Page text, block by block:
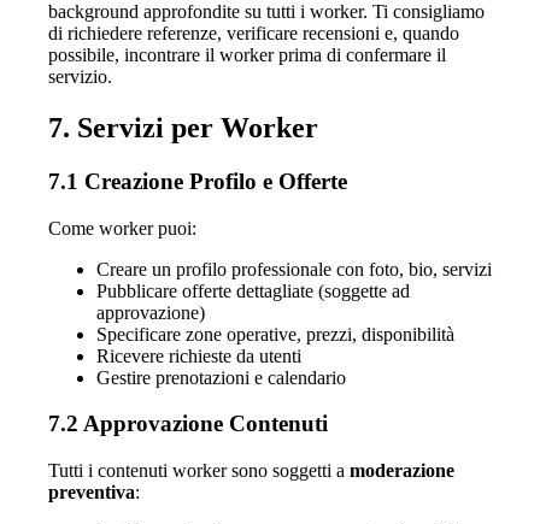
background approfondite su tutti i worker. Ti consigliamo
di richiedere referenze, verificare recensioni e, quando
possibile, incontrare il worker prima di confermare il
servizio.
7. Servizi per Worker
7.1 Creazione Profilo e Offerte
Come worker puoi:
Creare un profilo professionale con foto, bio, servizi
Pubblicare offerte dettagliate (soggette ad
approvazione)
Specificare zone operative, prezzi, disponibilità
Ricevere richieste da utenti
Gestire prenotazioni e calendario
7.2 Approvazione Contenuti
Tutti i contenuti worker sono soggetti a moderazione
preventiva: